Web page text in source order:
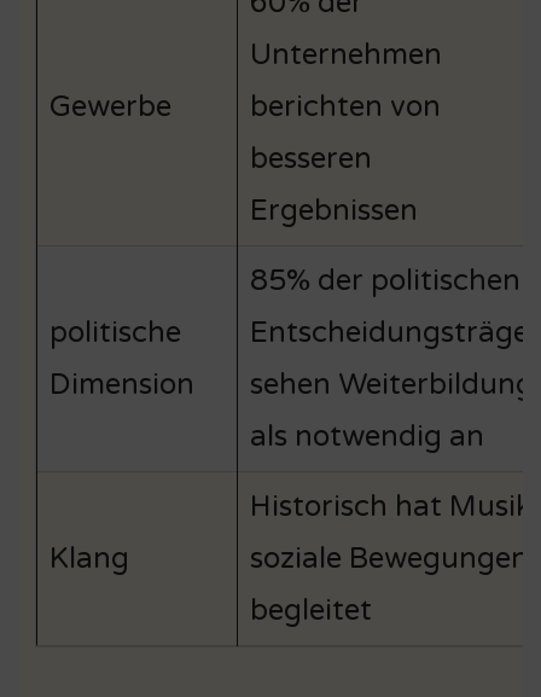
Gewerbe
Unternehmen
berichten von
besseren
Ergebnissen
politische
Dimension
85% der politischen
Entscheidungsträger
sehen Weiterbildung
als notwendig an
Klang
Historisch hat Musik
soziale Bewegungen
begleitet